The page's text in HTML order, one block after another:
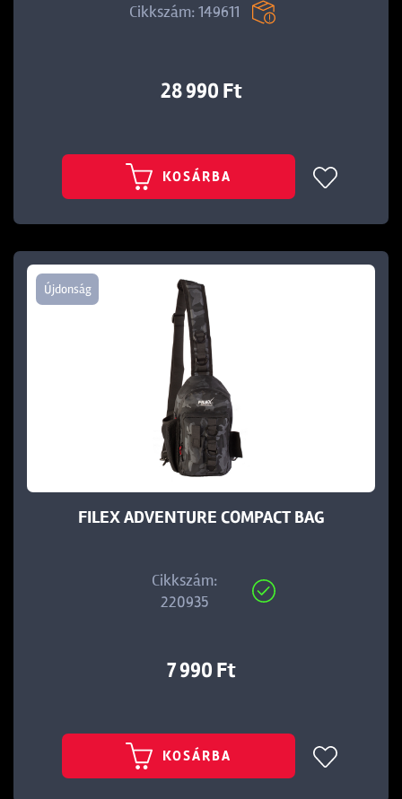
Cikkszám: 149611
28 990 Ft
KOSÁRBA
Újdonság
FILEX ADVENTURE COMPACT BAG
Cikkszám:
220935
7 990 Ft
KOSÁRBA